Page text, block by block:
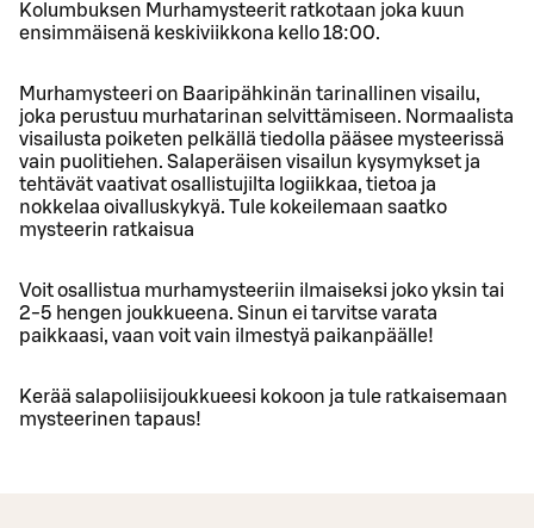
Kolumbuksen Murhamysteerit ratkotaan joka kuun
ensimmäisenä keskiviikkona kello 18:00.
Murhamysteeri on Baaripähkinän tarinallinen visailu,
joka perustuu murhatarinan selvittämiseen. Normaalista
visailusta poiketen pelkällä tiedolla pääsee mysteerissä
vain puolitiehen. Salaperäisen visailun kysymykset ja
tehtävät vaativat osallistujilta logiikkaa, tietoa ja
nokkelaa oivalluskykyä. Tule kokeilemaan saatko
mysteerin ratkaisua
Voit osallistua murhamysteeriin ilmaiseksi joko yksin tai
2-5 hengen joukkueena. Sinun ei tarvitse varata
paikkaasi, vaan voit vain ilmestyä paikanpäälle!
Kerää salapoliisijoukkueesi kokoon ja tule ratkaisemaan
mysteerinen tapaus!